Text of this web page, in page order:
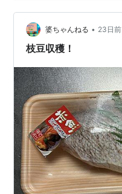
婆ちゃんねる • 23日前
枝豆収穫！